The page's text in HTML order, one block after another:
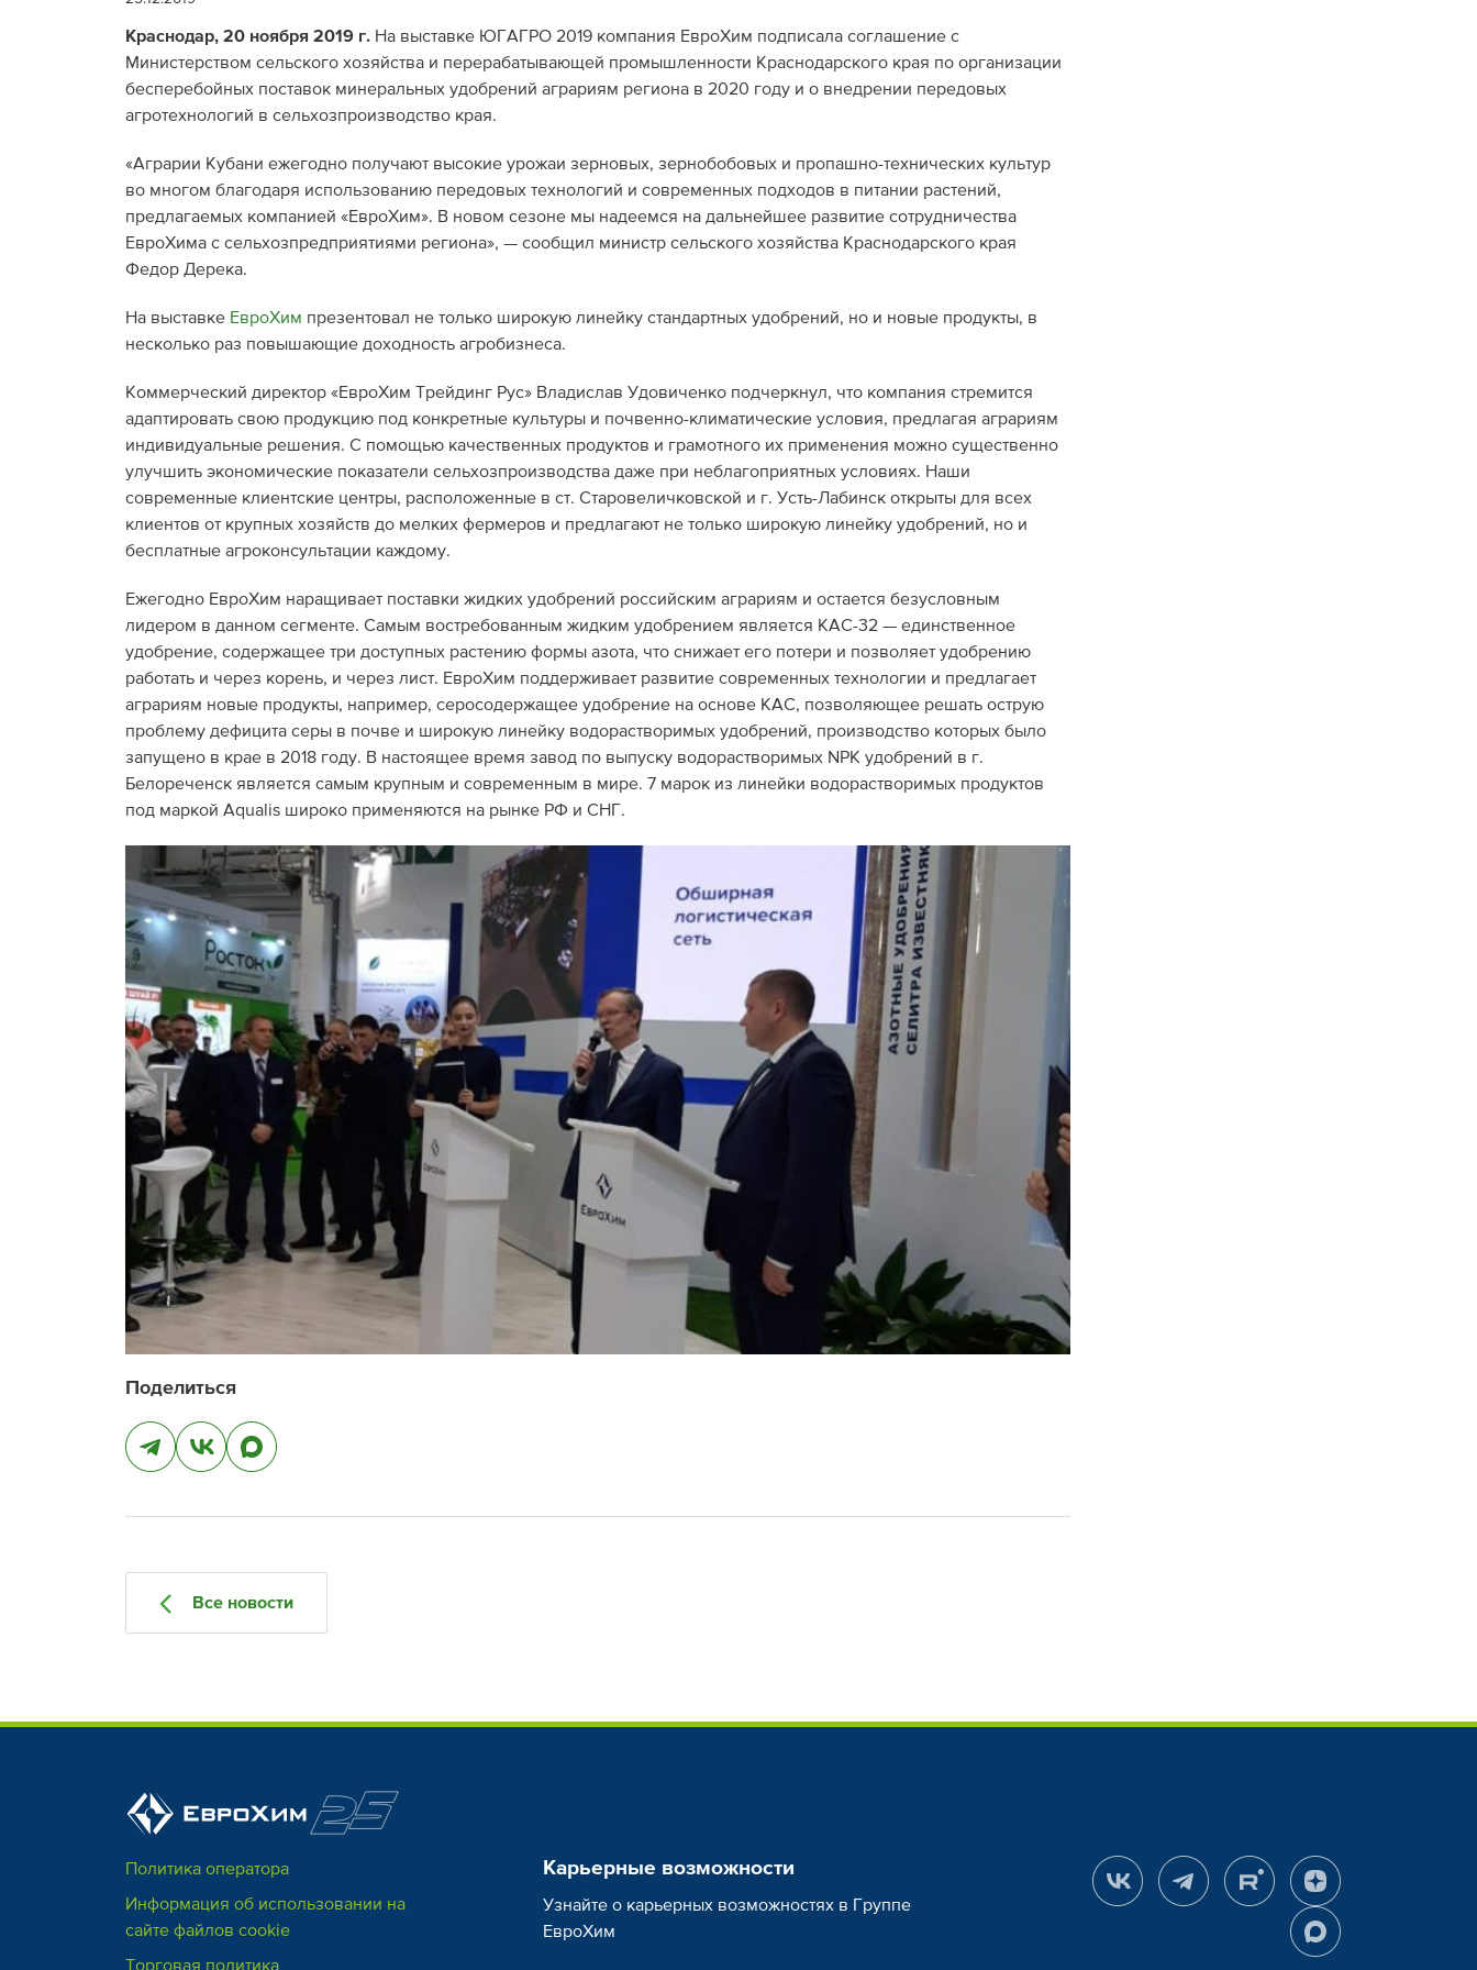
Краснодар, 20 ноября 2019 г. На выставке ЮГАГРО 2019 компания ЕвроХим подписала соглашение с
Министерством сельского хозяйства и перерабатывающей промышленности Краснодарского края по организации
бесперебойных поставок минеральных удобрений аграриям региона в 2020 году и о внедрении передовых
агротехнологий в сельхозпроизводство края.
«Аграрии Кубани ежегодно получают высокие урожаи зерновых, зернобобовых и пропашно-технических культур
во многом благодаря использованию передовых технологий и современных подходов в питании растений,
предлагаемых компанией «ЕвроХим». В новом сезоне мы надеемся на дальнейшее развитие сотрудничества
ЕвроХима с сельхозпредприятиями региона», — сообщил министр сельского хозяйства Краснодарского края
Федор Дерека.
На выставке ЕвроХим презентовал не только широкую линейку стандартных удобрений, но и новые продукты, в
несколько раз повышающие доходность агробизнеса.
Коммерческий директор «ЕвроХим Трейдинг Рус» Владислав Удовиченко подчеркнул, что компания стремится
адаптировать свою продукцию под конкретные культуры и почвенно-климатические условия, предлагая аграриям
индивидуальные решения. С помощью качественных продуктов и грамотного их применения можно существенно
улучшить экономические показатели сельхозпроизводства даже при неблагоприятных условиях. Наши
современные клиентские центры, расположенные в ст. Старовеличковской и г. Усть-Лабинск открыты для всех
клиентов от крупных хозяйств до мелких фермеров и предлагают не только широкую линейку удобрений, но и
бесплатные агроконсультации каждому.
Ежегодно ЕвроХим наращивает поставки жидких удобрений российским аграриям и остается безусловным
лидером в данном сегменте. Самым востребованным жидким удобрением является КАС-32 — единственное
удобрение, содержащее три доступных растению формы азота, что снижает его потери и позволяет удобрению
работать и через корень, и через лист. ЕвроХим поддерживает развитие современных технологии и предлагает
аграриям новые продукты, например, серосодержащее удобрение на основе КАС, позволяющее решать острую
проблему дефицита серы в почве и широкую линейку водорастворимых удобрений, производство которых было
запущено в крае в 2018 году. В настоящее время завод по выпуску водорастворимых NPK удобрений в г.
Белореченск является самым крупным и современным в мире. 7 марок из линейки водорастворимых продуктов
под маркой Aqualis широко применяются на рынке РФ и СНГ.
Поделиться
Все новости
Политика оператора
Информация об использовании на
сайте файлов cookie
Карьерные возможности
Узнайте о карьерных возможностях в Группе
ЕвроХим